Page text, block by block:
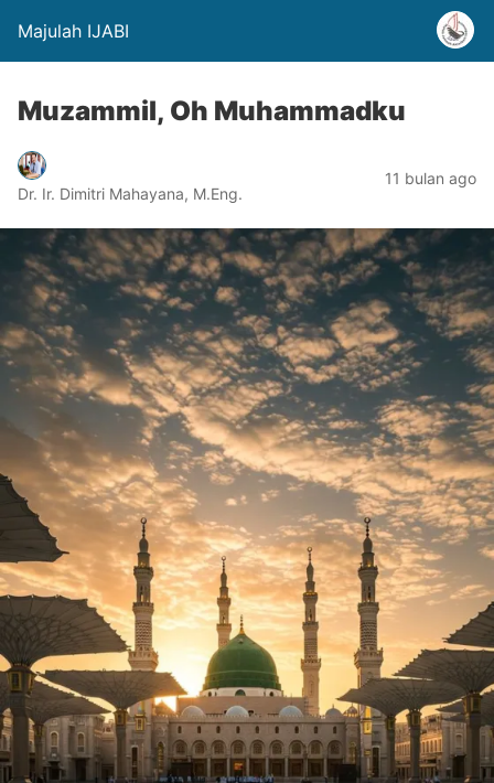
Majulah IJABI
Muzammil, Oh Muhammadku
Dr. Ir. Dimitri Mahayana, M.Eng.
11 bulan ago